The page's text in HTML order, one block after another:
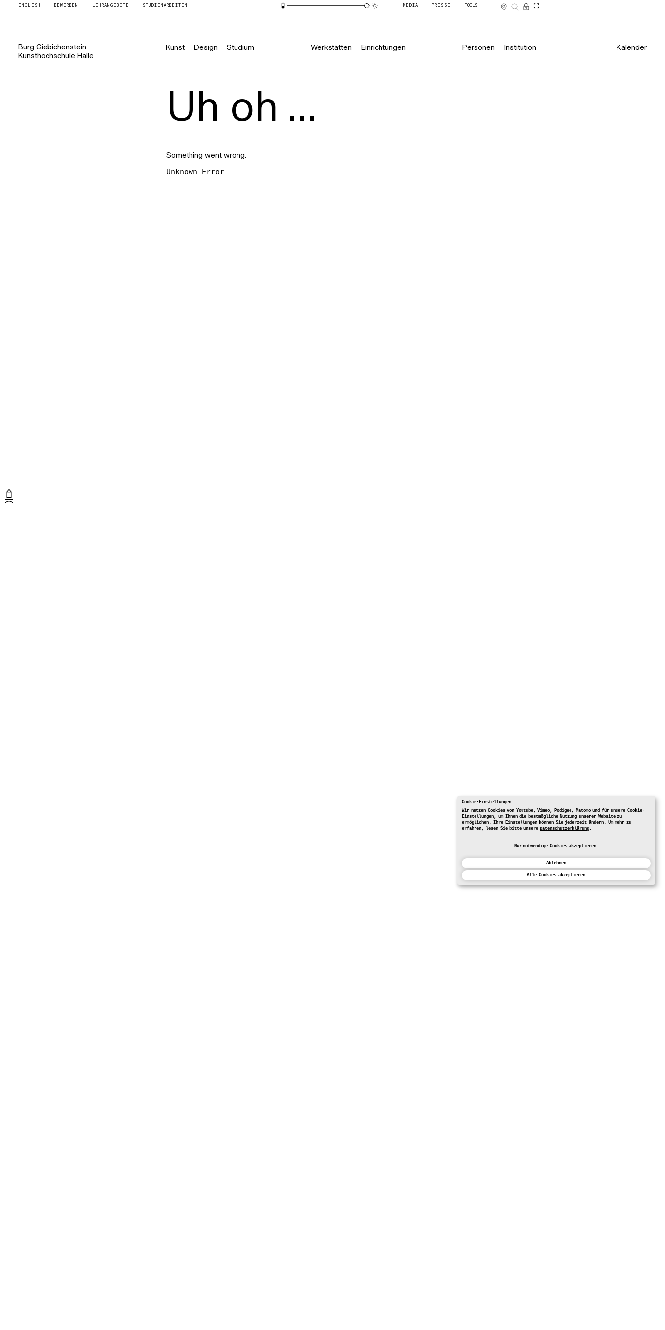
Cookie-Einstellungen
Wir nutzen Cookies von Youtube, Vimeo, Podigee, Matomo und für unsere Cookie-
Einstellungen, um Ihnen die bestmögliche Nutzung unserer Website zu
ermöglichen. Ihre Einstellungen können Sie jederzeit ändern. Um mehr zu
erfahren, lesen Sie bitte unsereDatenschutzerklärung.
Nur notwendige Cookies akzeptieren
Ablehnen
Alle Cookies akzeptieren
ENGLISH BEWERBEN LEHRANGEBOTE STUDIENARBEITEN MEDIA PRESSE TOOLS
Burg Giebichenstein
Kunsthochschule Halle
Kunst Design Studium Werkstätten Einrichtungen Personen Institution Kalender
Uh oh ...
Something went wrong.
Unknown Error